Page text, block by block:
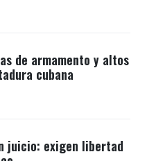
horas después de
para ostentar
de la Plataforma
de armamento y altos
cubana
juicio: exigen libertad